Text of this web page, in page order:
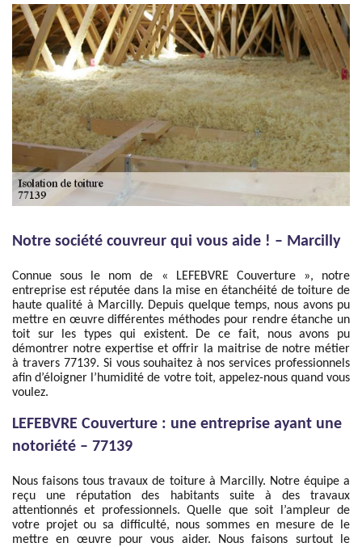
Notre société couvreur qui vous aide ! – Marcilly
Connue sous le nom de « LEFEBVRE Couverture », notre
entreprise est réputée dans la mise en étanchéité de toiture de
haute qualité à Marcilly. Depuis quelque temps, nous avons pu
mettre en œuvre différentes méthodes pour rendre étanche un
toit sur les types qui existent. De ce fait, nous avons pu
démontrer notre expertise et offrir la maitrise de notre métier
à travers 77139. Si vous souhaitez à nos services professionnels
afin d’éloigner l’humidité de votre toit, appelez-nous quand vous
voulez.
LEFEBVRE Couverture : une entreprise ayant une
notoriété – 77139
Nous faisons tous travaux de toiture à Marcilly. Notre équipe a
reçu une réputation des habitants suite à des travaux
attentionnés et professionnels. Quelle que soit l’ampleur de
votre projet ou sa difficulté, nous sommes en mesure de le
mettre en œuvre pour vous aider. Nous faisons surtout le